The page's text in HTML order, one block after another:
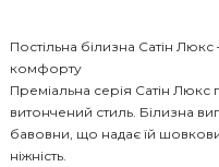
Постільна білизна Сатін
комфорту
Преміальна серія Сатін Люкс
витончений стиль. Білизна
бавовни, що надає їй
ніжність.